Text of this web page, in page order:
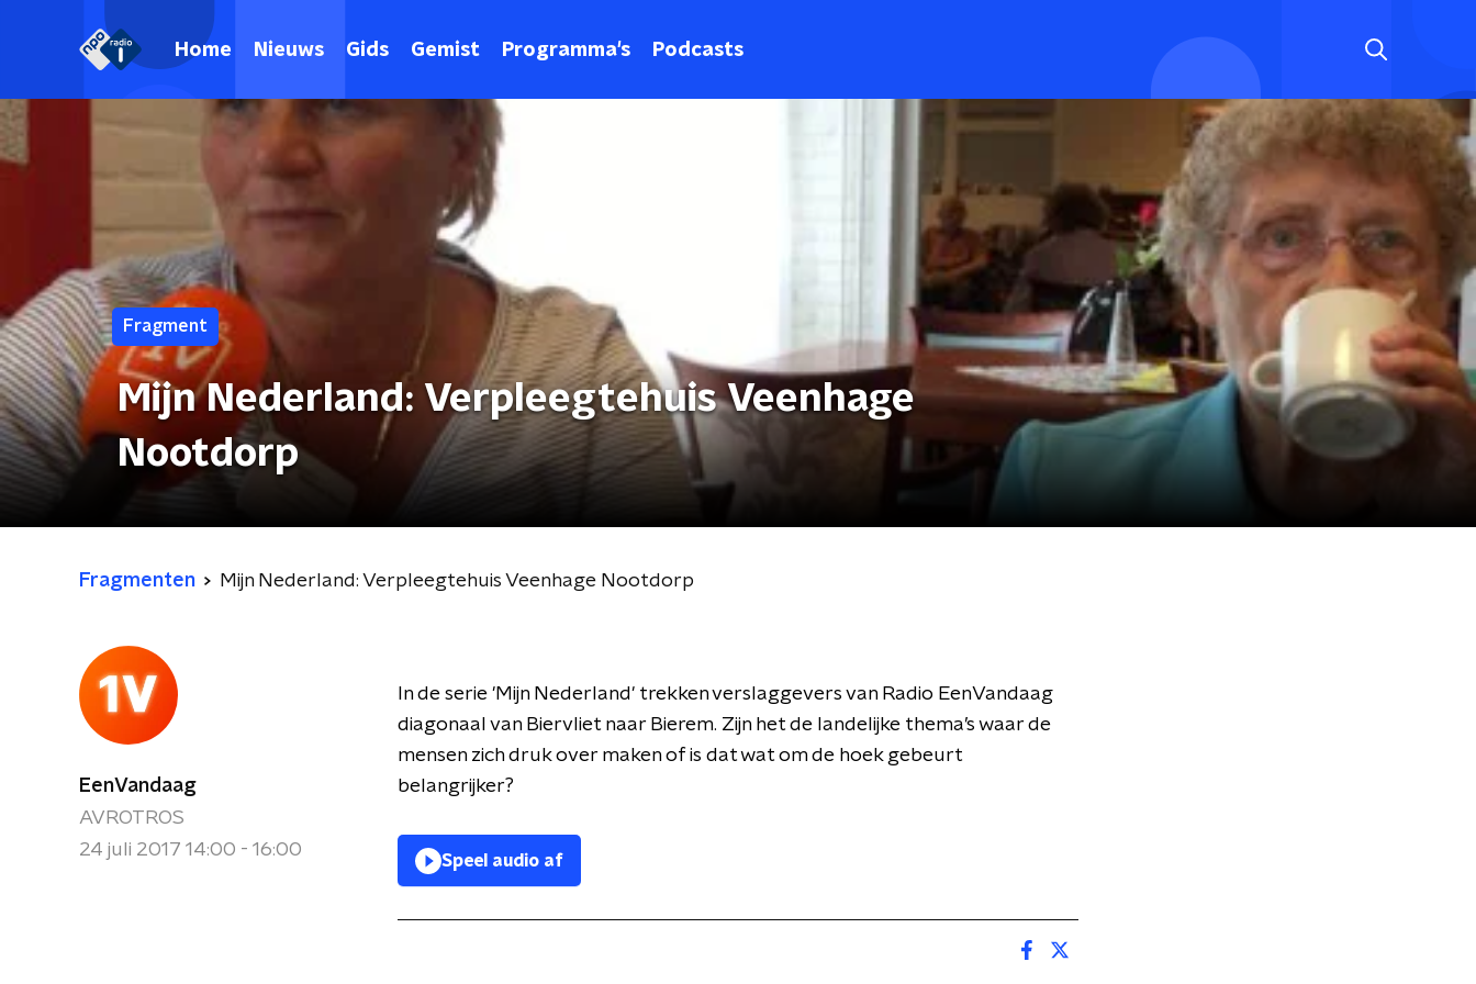
Home Nieuws Gids Gemist Programma's Podcasts
Fragment
Mijn Nederland: Verpleegtehuis Veenhage
Nootdorp
Fragmenten Mijn Nederland: Verpleegtehuis Veenhage Nootdorp
EenVandaag
AVROTROS
24 juli 2017 14:00 - 16:00
In de serie 'Mijn Nederland' trekken verslaggevers van Radio EenVandaag
diagonaal van Biervliet naar Bierem. Zijn het de landelijke thema’s waar de
mensen zich druk over maken of is dat wat om de hoek gebeurt
belangrijker?
Speel audio af